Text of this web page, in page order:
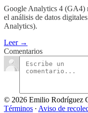
Google Analytics 4 (GA4)
el análisis de datos
Analytics).
Leer →
Comentarios
© 2026 Emilio Rodríguez
Términos ∙ Aviso de